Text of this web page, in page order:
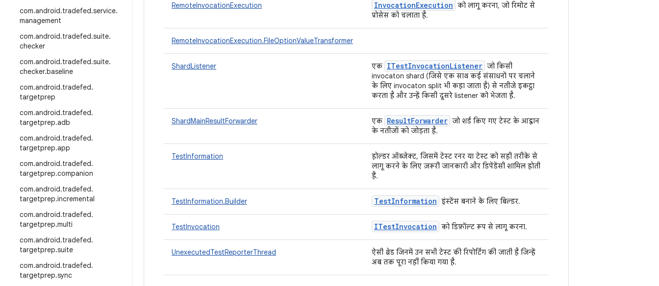
com.android.tradefed.service.
management
com.android.tradefed.suite.
checker
com.android.tradefed.suite.
checker.baseline
com.android.tradefed.
targetprep
com.android.tradefed.
targetprep.adb
com.android.tradefed.
targetprep.app
com.android.tradefed.
targetprep.companion
com.android.tradefed.
targetprep.incremental
com.android.tradefed.
targetprep.multi
com.android.tradefed.
targetprep.suite
com.android.tradefed.
targetprep.sync
RemoteInvocationExecution InvocationExecution को लागू करना, जो रिमोट से
प्रोसेस को चलाता है.
RemoteInvocationExecution.FileOptionValueTransformer
ShardListener एक ITestInvocationListener जो किसी
invocaton shard (जिसे एक साथ कई संसाधनों पर चलाने
के लिए invocaton split भी कहा जाता है) से नतीजे इकट्ठा
करता है और उन्हें किसी दूसरे listener को भेजता है.
ShardMainResultForwarder एक ResultForwarder जो शर्ड किए गए टेस्ट के आह्वान
के नतीजों को जोड़ता है.
TestInformation
होल्डर ऑब्जेक्ट, जिसमें टेस्ट रनर या टेस्ट को सही तरीके से
लागू करने के लिए ज़रूरी जानकारी और डिपेंडेंसी शामिल होती
हैं.
TestInformation.Builder TestInformation इंस्टेंस बनाने के लिए बिल्डर.
TestInvocation ITestInvocation को डिफ़ॉल्ट रूप से लागू करना.
UnexecutedTestReporterThread
ऐसी थ्रेड जिनमें उन सभी टेस्ट की रिपोर्टिंग की जाती है जिन्हें
अब तक पूरा नहीं किया गया है.